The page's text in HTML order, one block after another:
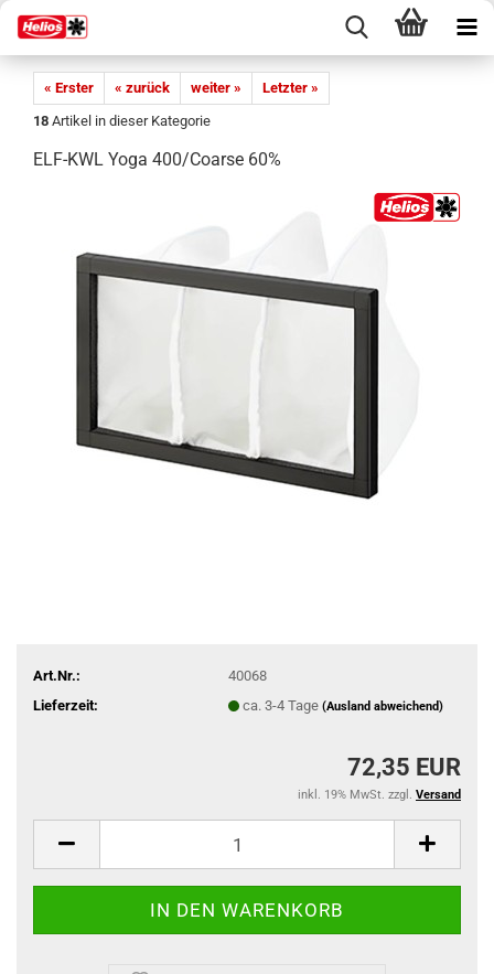
« Erster « zurück weiter »
Letzter »
18 Artikel in dieser Kategorie
ELF-KWL Yoga 400/Coarse 60%
Art.Nr.:
40068
Lieferzeit:
ca. 3-4 Tage (Ausland abweichend)
72,35 EUR
inkl. 19% MwSt. zzgl. Versand